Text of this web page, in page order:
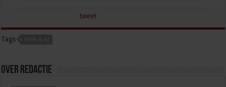
tweet
Tags
Over redactie